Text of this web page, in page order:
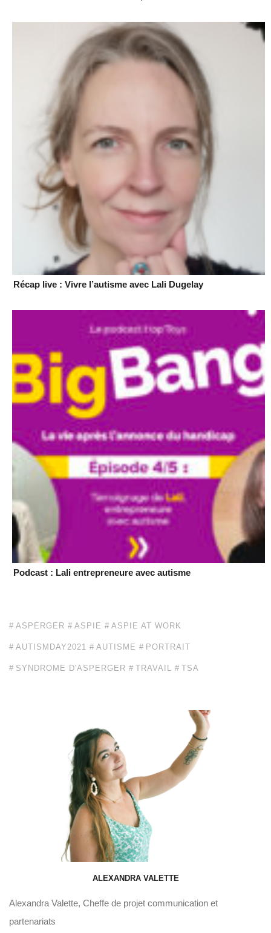
Récap live : Vivre l’autisme avec Lali Dugelay
Podcast : Lali entrepreneure avec autisme
ASPERGER ASPIE ASPIE AT WORK
AUTISMDAY2021 AUTISME PORTRAIT
SYNDROME D'ASPERGER TRAVAIL TSA
ALEXANDRA VALETTE
Alexandra Valette, Cheffe de projet communication et
partenariats